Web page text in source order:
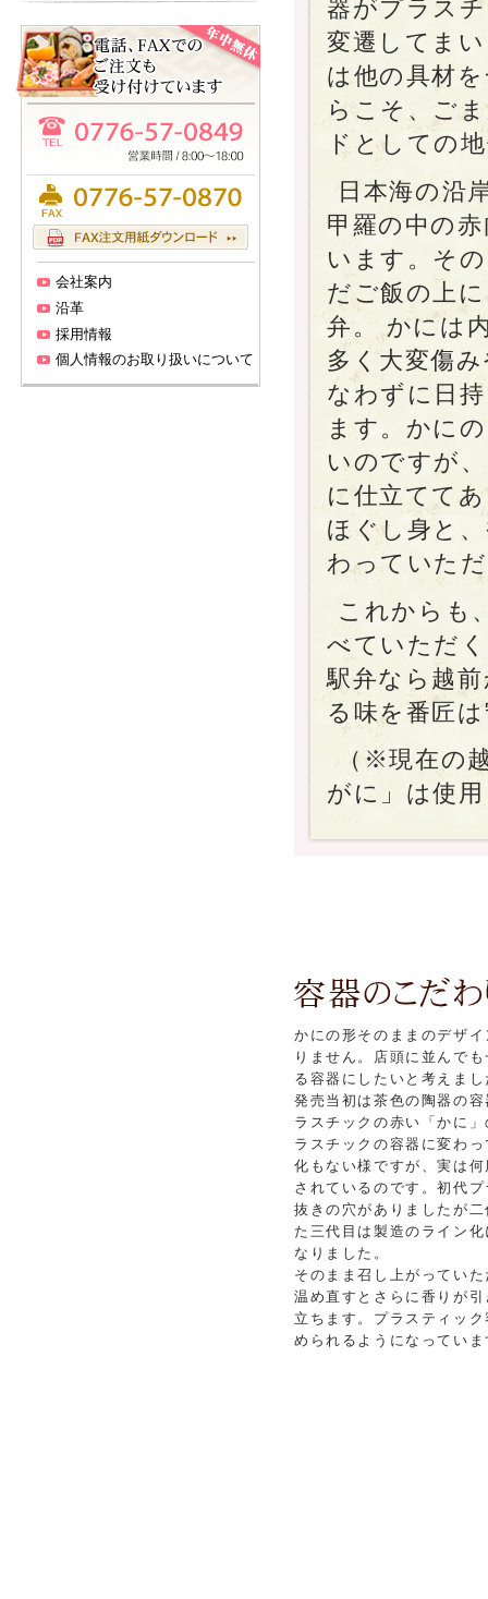
器がプラス
変遷してま
は他の具材
らこそ、ご
ドとしての
日本海の沿
甲羅の中の
います。そ
だご飯の上
弁。 かには
多く大変傷
なわずに日
ます。かに
いのですが
に仕立てて
ほぐし身と
わっていた
これからも
べていただ
駅弁なら越
る味を番匠
（※現在の
がに」は使
かにの形そのままのデザ
りません。店頭に並んで
る容器にしたいと考えま
発売当初は茶色の陶器の
ラスチックの赤い「かに
ラスチックの容器に変わ
化もない様ですが、実は
されているのです。初代
抜きの穴がありましたが
た三代目は製造のライン
なりました。
そのまま召し上がってい
温め直すとさらに香りが
立ちます。プラスティッ
められるようになっていま
会社案内
沿革
採用情報
個人情報のお取り扱いについて